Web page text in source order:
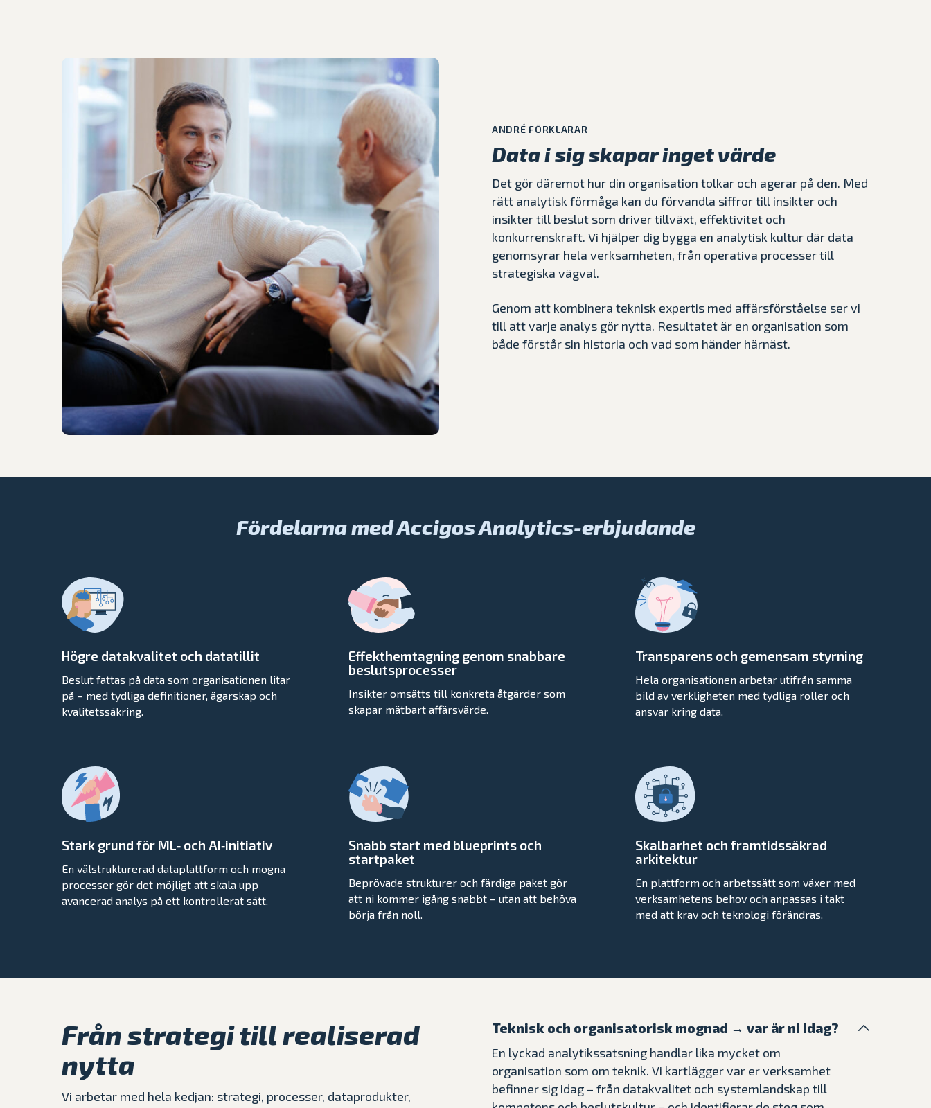
ANDRÉ FÖRKLARAR
Data i sig skapar inget värde
Det gör däremot hur din organisation tolkar och agerar på den. Med
rätt analytisk förmåga kan du förvandla siffror till insikter och
insikter till beslut som driver tillväxt, effektivitet och
konkurrenskraft. Vi hjälper dig bygga en analytisk kultur där data
genomsyrar hela verksamheten, från operativa processer till
strategiska vägval.
Genom att kombinera teknisk expertis med affärsförståelse ser vi
till att varje analys gör nytta. Resultatet är en organisation som
både förstår sin historia och vad som händer härnäst.
Fördelarna med Accigos Analytics-erbjudande
Högre datakvalitet och datatillit
Beslut fattas på data som organisationen litar
på – med tydliga definitioner, ägarskap och
kvalitetssäkring.
Effekthemtagning genom snabbare
beslutsprocesser
Insikter omsätts till konkreta åtgärder som
skapar mätbart affärsvärde.
Transparens och gemensam styrning
Hela organisationen arbetar utifrån samma
bild av verkligheten med tydliga roller och
ansvar kring data.
Stark grund för ML‑ och AI‑initiativ
En välstrukturerad dataplattform och mogna
processer gör det möjligt att skala upp
avancerad analys på ett kontrollerat sätt.
Snabb start med blueprints och
startpaket
Beprövade strukturer och färdiga paket gör
att ni kommer igång snabbt – utan att behöva
börja från noll.
Skalbarhet och framtidssäkrad
arkitektur
En plattform och arbetssätt som växer med
verksamhetens behov och anpassas i takt
med att krav och teknologi förändras.
Från strategi till realiserad
nytta
Vi arbetar med hela kedjan: strategi, processer, dataprodukter,
Teknisk och organisatorisk mognad → var är ni idag?
En lyckad analytikssatsning handlar lika mycket om
organisation som om teknik. Vi kartlägger var er verksamhet
befinner sig idag – från datakvalitet och systemlandskap till